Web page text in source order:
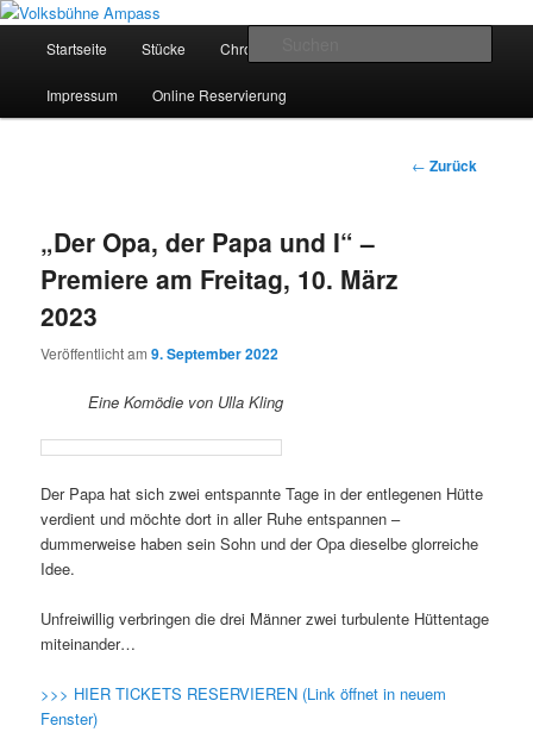
Zum
wechseln
Volksbühne Ampass
Startseite Stücke Chronik
Impressum Online Reservierung
Beitrags-
← Zurück
„Der Opa, der Papa und I“ –
Premiere am Freitag, 10. März
2023
Veröffentlicht am9. September 2022
Eine Komödie von Ulla Kling
Der Papa hat sich zwei entspannte Tage in der entlegenen Hütte
verdient und möchte dort in aller Ruhe entspannen –
dummerweise haben sein Sohn und der Opa dieselbe glorreiche
Idee.
Unfreiwillig verbringen die drei Männer zwei turbulente Hüttentage
miteinander…
>>> HIER TICKETS RESERVIEREN (Link öffnet in neuem
Fenster)